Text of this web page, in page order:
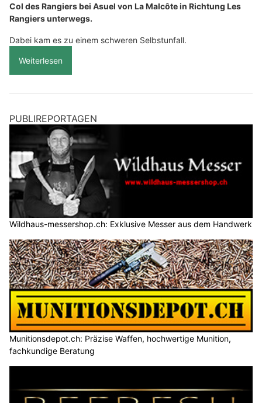
Col des Rangiers bei Asuel von La Malcôte in Richtung Les
Rangiers unterwegs.
Dabei kam es zu einem schweren Selbstunfall.
Weiterlesen
PUBLIREPORTAGEN
Wildhaus-messershop.ch: Exklusive Messer aus dem Handwerk
Munitionsdepot.ch: Präzise Waffen, hochwertige Munition,
fachkundige Beratung